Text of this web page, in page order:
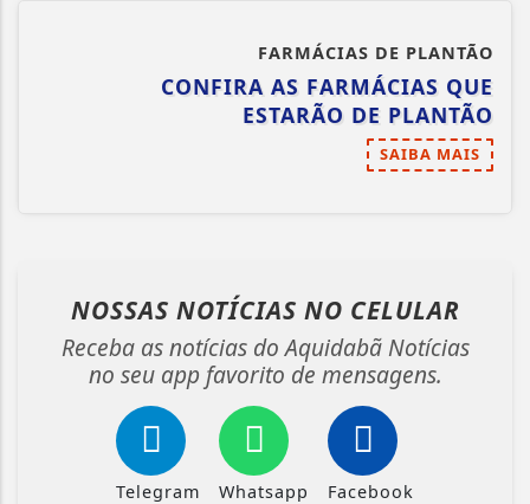
FARMÁCIAS DE PLANTÃO
CONFIRA AS FARMÁCIAS QUE
ESTARÃO DE PLANTÃO
SAIBA MAIS
NOSSAS NOTÍCIAS NO CELULAR
Receba as notícias do Aquidabã Notícias
no seu app favorito de mensagens.
Telegram Whatsapp Facebook